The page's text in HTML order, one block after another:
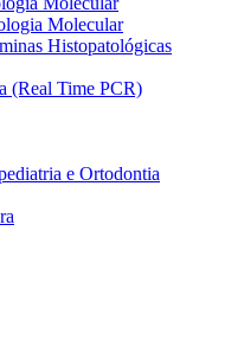
Molecular
Histopatológicas
(Real Time PCR)
e Ortodontia